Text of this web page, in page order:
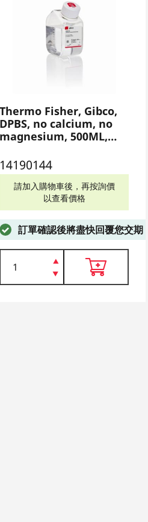
Thermo Fisher, Gibco,
DPBS, no calcium, no
magnesium, 500ML,
14190144
請加入購物車後，再按詢價
以查看價格
訂單確認後將盡快回覆您交期